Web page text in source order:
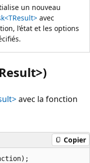
un nouveau
avec
l’état et les options
avec la fonction
Copier